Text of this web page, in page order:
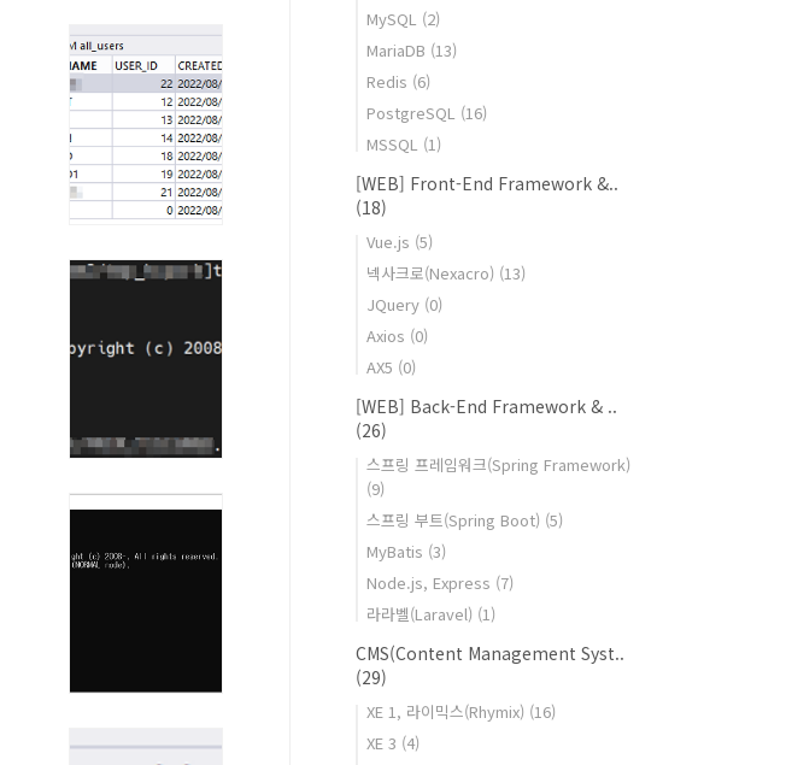
MySQL (2)
MariaDB (13)
Redis (6)
PostgreSQL (16)
MSSQL (1)
[WEB] Front-End Framework &..
(18)
Vue.js (5)
넥사크로(Nexacro) (13)
JQuery (0)
Axios (0)
AX5 (0)
[WEB] Back-End Framework & ..
(26)
스프링 프레임워크(Spring Framework)
(9)
스프링 부트(Spring Boot) (5)
MyBatis (3)
Node.js, Express (7)
라라벨(Laravel) (1)
CMS(Content Management Syst..
(29)
XE 1, 라이믹스(Rhymix) (16)
XE 3 (4)